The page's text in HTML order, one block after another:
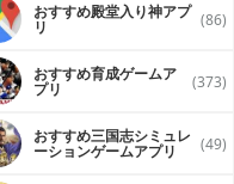
おすすめ殿堂入り神アプ
リ (86)
おすすめ育成ゲームア
プリ (373)
おすすめ三国志シミュレ
ーションゲームアプリ (49)